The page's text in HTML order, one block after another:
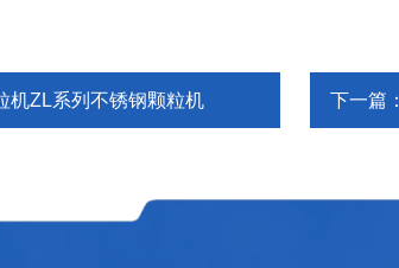
机ZL系列不锈钢颗粒机 下一篇：